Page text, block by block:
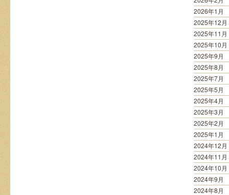
2026年1月
2025年12月
2025年11月
2025年10月
2025年9月
2025年8月
2025年7月
2025年5月
2025年4月
2025年3月
2025年2月
2025年1月
2024年12月
2024年11月
2024年10月
2024年9月
2024年8月